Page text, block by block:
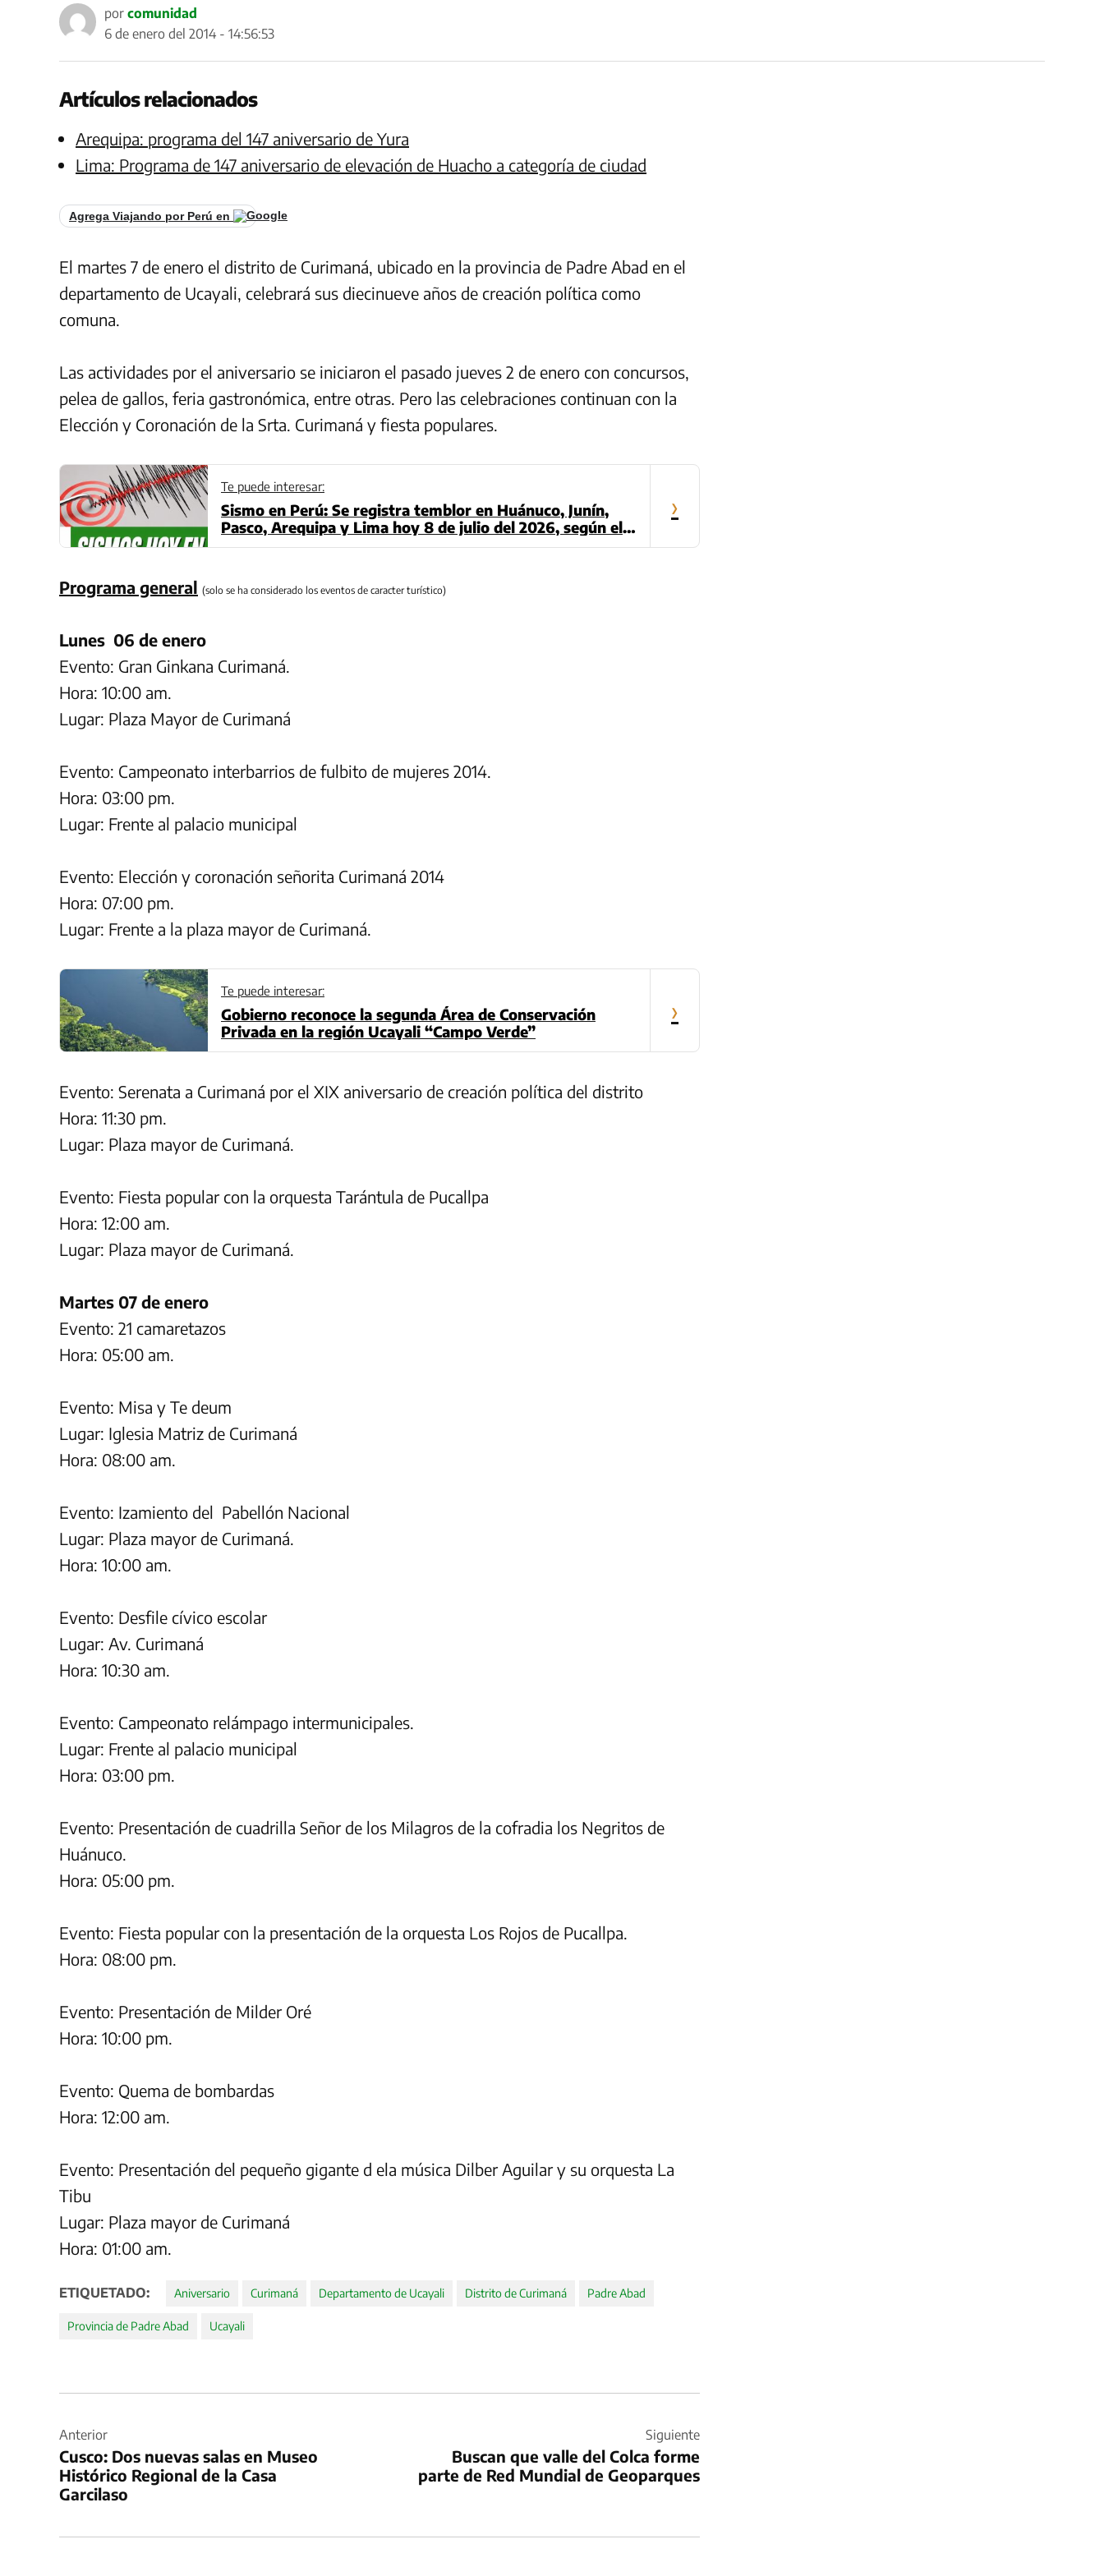
por comunidad
6 de enero del 2014 - 14:56:53
Artículos relacionados
Arequipa: programa del 147 aniversario de Yura
Lima: Programa de 147 aniversario de elevación de Huacho a categoría de ciudad
Agrega Viajando por Perú en
El martes 7 de enero el distrito de Curimaná, ubicado en la provincia de Padre Abad en el
departamento de Ucayali, celebrará sus diecinueve años de creación política como
comuna.
Las actividades por el aniversario se iniciaron el pasado jueves 2 de enero con concursos,
pelea de gallos, feria gastronómica, entre otras. Pero las celebraciones continuan con la
Elección y Coronación de la Srta. Curimaná y fiesta populares.
Te puede interesar:
Sismo en Perú: Se registra temblor en Huánuco, Junín,
Pasco, Arequipa y Lima hoy 8 de julio del 2026, según el
IGP
›
Programa general (solo se ha considerado los eventos de caracter turístico)
Lunes 06 de enero
Evento: Gran Ginkana Curimaná.
Hora: 10:00 am.
Lugar: Plaza Mayor de Curimaná
Evento: Campeonato interbarrios de fulbito de mujeres 2014.
Hora: 03:00 pm.
Lugar: Frente al palacio municipal
Evento: Elección y coronación señorita Curimaná 2014
Hora: 07:00 pm.
Lugar: Frente a la plaza mayor de Curimaná.
Te puede interesar:
Gobierno reconoce la segunda Área de Conservación
Privada en la región Ucayali “Campo Verde”
›
Evento: Serenata a Curimaná por el XIX aniversario de creación política del distrito
Hora: 11:30 pm.
Lugar: Plaza mayor de Curimaná.
Evento: Fiesta popular con la orquesta Tarántula de Pucallpa
Hora: 12:00 am.
Lugar: Plaza mayor de Curimaná.
Martes 07 de enero
Evento: 21 camaretazos
Hora: 05:00 am.
Evento: Misa y Te deum
Lugar: Iglesia Matriz de Curimaná
Hora: 08:00 am.
Evento: Izamiento del Pabellón Nacional
Lugar: Plaza mayor de Curimaná.
Hora: 10:00 am.
Evento: Desfile cívico escolar
Lugar: Av. Curimaná
Hora: 10:30 am.
Evento: Campeonato relámpago intermunicipales.
Lugar: Frente al palacio municipal
Hora: 03:00 pm.
Evento: Presentación de cuadrilla Señor de los Milagros de la cofradia los Negritos de
Huánuco.
Hora: 05:00 pm.
Evento: Fiesta popular con la presentación de la orquesta Los Rojos de Pucallpa.
Hora: 08:00 pm.
Evento: Presentación de Milder Oré
Hora: 10:00 pm.
Evento: Quema de bombardas
Hora: 12:00 am.
Evento: Presentación del pequeño gigante d ela música Dilber Aguilar y su orquesta La
Tibu
Lugar: Plaza mayor de Curimaná
Hora: 01:00 am.
ETIQUETADO: Aniversario Curimaná Departamento de Ucayali Distrito de Curimaná Padre Abad
Provincia de Padre Abad Ucayali
de
entradas
Anterior
Cusco: Dos nuevas salas en Museo
Histórico Regional de la Casa
Garcilaso
Siguiente
Buscan que valle del Colca forme
parte de Red Mundial de Geoparques